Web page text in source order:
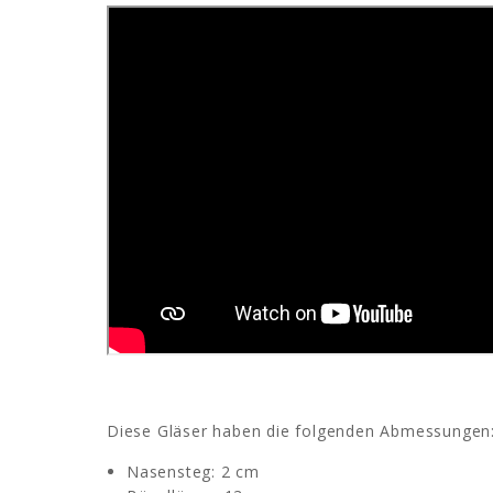
Diese Gläser haben die folgenden
Nasensteg: 2 cm